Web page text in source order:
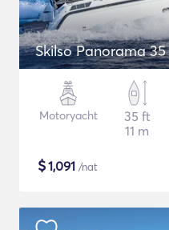
Skilso Panorama 35
Motoryacht
35 ft
11 m
$1,091 /nat